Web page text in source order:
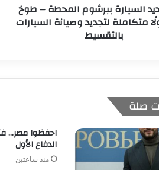
السيارة ببرشوم المحطة – طوخ
متكاملة لتجديد وصيانة السيارات
بالتقسيط
صلة
احفظوا مصر…
الدفاع الأول
منذ ساعتين